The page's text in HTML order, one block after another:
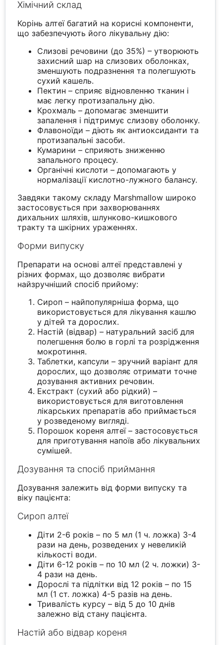
Хімічний склад
Корінь алтеї багатий на корисні компоненти,
що забезпечують його лікувальну дію:
Слизові речовини (до 35%) – утворюють
захисний шар на слизових оболонках,
зменшують подразнення та полегшують
сухий кашель.
Пектин – сприяє відновленню тканин і
має легку протизапальну дію.
Крохмаль – допомагає зменшити
запалення і підтримує слизову оболонку.
Флавоноїди – діють як антиоксиданти та
протизапальні засоби.
Кумарини – сприяють зниженню
запального процесу.
Органічні кислоти – допомагають у
нормалізації кислотно-лужного балансу.
Завдяки такому складу Marshmallow широко
застосовується при захворюваннях
дихальних шляхів, шлунково-кишкового
тракту та шкірних ураженнях.
Форми випуску
Препарати на основі алтеї представлені у
різних формах, що дозволяє вибрати
найзручніший спосіб прийому:
Сироп – найпопулярніша форма, що
використовується для лікування кашлю
у дітей та дорослих.
Настій (відвар) – натуральний засіб для
полегшення болю в горлі та розрідження
мокротиння.
Таблетки, капсули – зручний варіант для
дорослих, що дозволяє отримати точне
дозування активних речовин.
Екстракт (сухий або рідкий) –
використовується для виготовлення
лікарських препаратів або приймається
у розведеному вигляді.
Порошок кореня алтеї – застосовується
для приготування напоїв або лікувальних
сумішей.
Дозування та спосіб приймання
Дозування залежить від форми випуску та
віку пацієнта:
Сироп алтеї
Діти 2-6 років – по 5 мл (1 ч. ложка) 3-4
рази на день, розведених у невеликій
кількості води.
Діти 6-12 років – по 10 мл (2 ч. ложки) 3-
4 рази на день.
Дорослі та підлітки від 12 років – по 15
мл (1 ст. ложка) 4-5 разів на день.
Тривалість курсу – від 5 до 10 днів
залежно від стану пацієнта.
Настій або відвар кореня